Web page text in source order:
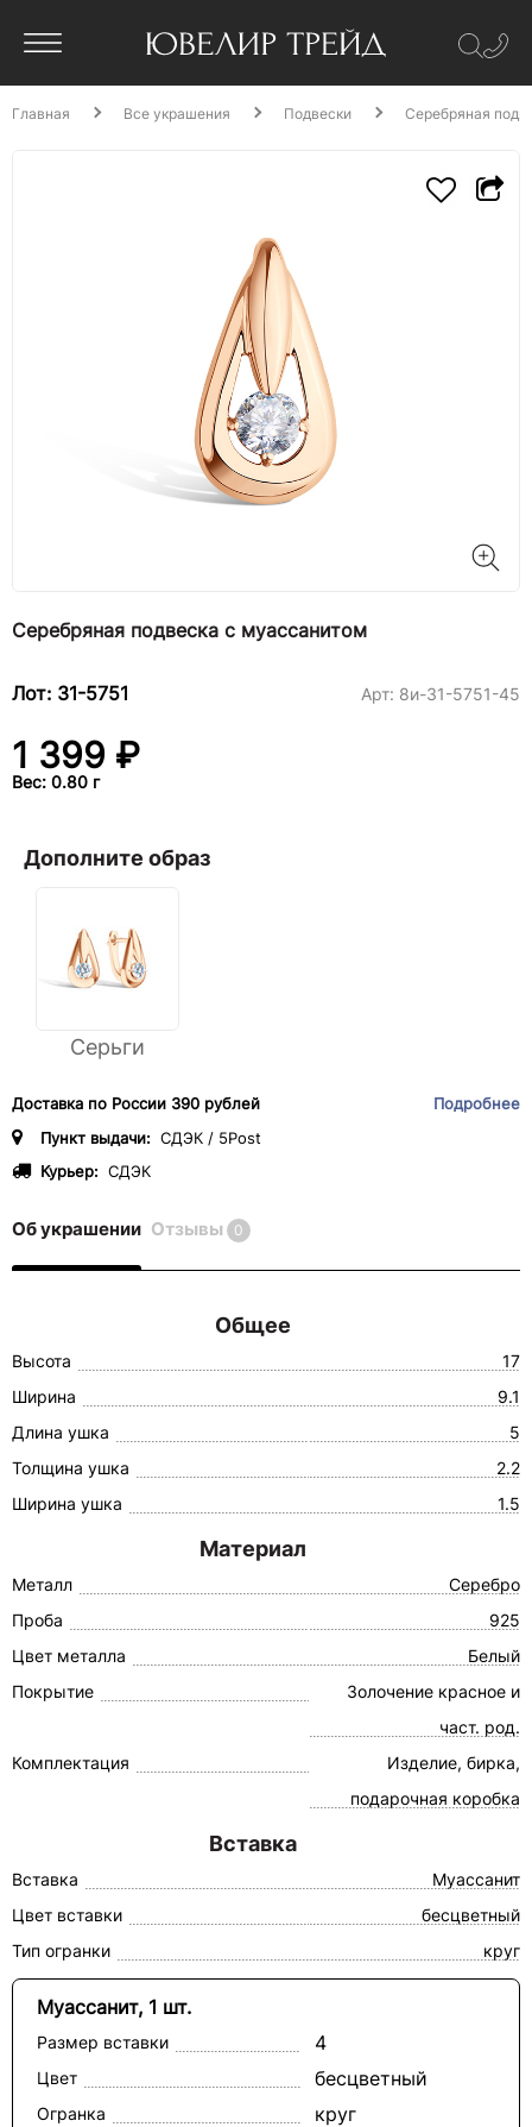
Главная Все украшения Подвески Серебряная
Серебряная подвеска с муассанитом
Лот: 31-5751 Арт: 8и-31-5751-45
1 399 ₽
Вес: 0.80 г
Дополните образ
Серьги
Доставка по России 390 рублей
Подробнее
Пункт выдачи: СДЭК / 5Post
Курьер: СДЭК
Об украшении Отзывы 0
Общее
Высота
17
Ширина
9.1
Длина ушка
5
Толщина ушка
2.2
Ширина ушка
1.5
Материал
Металл
Серебро
Проба
925
Цвет металла
Белый
Покрытие
Золочение красное и
част. род.
Комплектация
Изделие, бирка,
подарочная коробка
Вставка
Вставка
Муассанит
Цвет вставки
бесцветный
Тип огранки
круг
Муассанит, 1 шт.
Размер вставки 4
Цвет бесцветный
Огранка круг